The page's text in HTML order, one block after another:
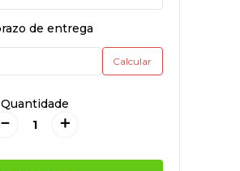
Quantidade
＋
－